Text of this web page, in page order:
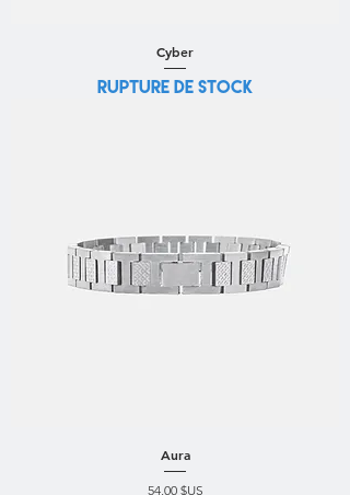
Cyber
Rupture de stock
Aura
Prix
54,00 $US